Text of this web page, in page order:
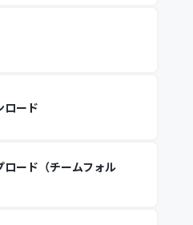
ロード
ロード（チームフォル